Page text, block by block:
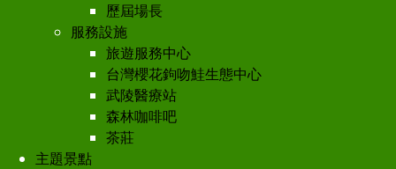
歷屆場長
服務設施
旅遊服務中心
台灣櫻花鉤吻鮭生態中心
武陵醫療站
森林咖啡吧
茶莊
主題景點